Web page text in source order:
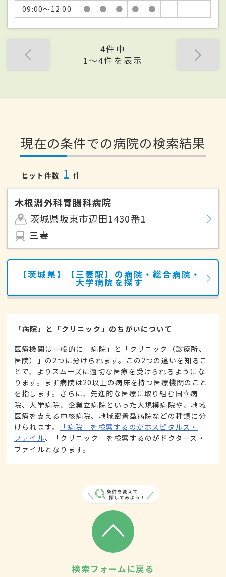
09:00～12:00 ● ● ● ● ● － － －
4件中
1〜4件を表示
現在の条件での病院の検索結果
ヒット件数 1 件
木根淵外科胃腸科病院
茨城県坂東市辺田1430番1
三妻
【茨城県】【三妻駅】の病院・総合病院・
大学病院を探す
「病院」と「クリニック」のちがいについて
医療機関は一般的に「病院」と「クリニック（診療所、
医院）」の2つに分けられます。この2つの違いを知るこ
とで、よりスムーズに適切な医療を受けられるようにな
ります。まず病院は20以上の病床を持つ医療機関のこと
を指します。さらに、先進的な医療に取り組む国立病
院、大学病院、企業立病院といった大規模病院や、地域
医療を支える中核病院、地域密着型病院などの種類に分
けられます。
「病院」を検索するのがホスピタルズ・
ファイル、「クリニック」を検索するのがドクターズ・
ファイルとなります。
検索フォームに戻る